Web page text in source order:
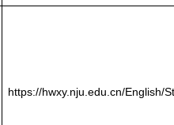
https://hwxy.nju.edu.cn/English/